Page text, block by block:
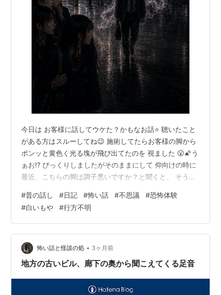
今日は お客様に話してウケた？かもなお話⭐ 聴いたこと
がある方はスルーしてね😉 施術してたらお客様の脚から
ポンッと黄色く光る塊が飛び出てたのを 視ました 😮🌠う
ぁお⁉️ びっくりしましたがそのままにして 仰向けの時に
最近、こちらの脚は調子悪いですか？と聞くと、 そうで
した そして 昔、視た、あるものの話になりました 私が
まだ高校生の頃 仲良しさん10人くらいで集団下校してい
ました 女子校ならではの光景かもしれません 最寄りのJR
のある駅の改札に向かっていると 向こうから改札を通っ
て サラリーマンのおじさんが歩いてきました なんだかそ
の…
#昔の話し #日記 #怖い話 #不思議 #恐怖体験
#白いもや #行方不明
怖い話と怪談の処 • 3ヶ月前
地方の古いビル、廊下の奥から聞こえてくる足音